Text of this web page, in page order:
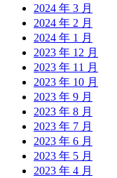
2024 年 3 月
2024 年 2 月
2024 年 1 月
2023 年 12 月
2023 年 11 月
2023 年 10 月
2023 年 9 月
2023 年 8 月
2023 年 7 月
2023 年 6 月
2023 年 5 月
2023 年 4 月